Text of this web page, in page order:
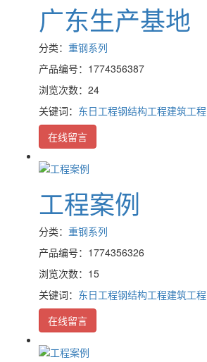
广东生产基地
分类： 重钢系列
产品编号：1774356387
浏览次数：24
关键词： 东日工程钢结构工程建筑工程
在线留言
工程案例
分类： 重钢系列
产品编号：1774356326
浏览次数：15
关键词： 东日工程钢结构工程建筑工程
在线留言